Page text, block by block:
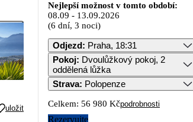
uložit
Nejlepší možnost v tomto období:
08.09 - 13.09.2026
(6 dní, 3 noci)
Odjezd: Praha, 18:31
Pokoj: Dvoulůžkový pokoj, 2
oddělená lůžka
Strava: Polopenze
Celkem: 56 980 Kčpodrobnosti
Rezervujte